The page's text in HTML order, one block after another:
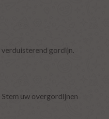
gordijn.
Stem uw overgordijnen